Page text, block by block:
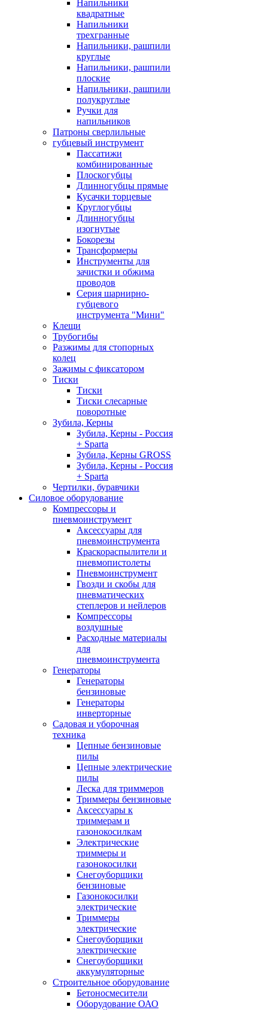
Напильники
квадратные
Напильники
трехгранные
Напильники, рашпили
круглые
Напильники, рашпили
плоские
Напильники, рашпили
полукруглые
Ручки для
напильников
Патроны сверлильные
губцевый инструмент
Пассатижи
комбинированные
Плоскогубцы
Длинногубцы прямые
Кусачки торцевые
Круглогубцы
Длинногубцы
изогнутые
Бокорезы
Трансформеры
Инструменты для
зачистки и обжима
проводов
Серия шарнирно-
губцевого
инструмента "Мини"
Клещи
Трубогибы
Разжимы для стопорных
колец
Зажимы с фиксатором
Тиски
Тиски
Тиски слесарные
поворотные
Зубила, Керны
Зубила, Керны - Россия
+ Sparta
Зубила, Керны GROSS
Зубила, Керны - Россия
+ Sparta
Чертилки, буравчики
Силовое оборудование
Компрессоры и
пневмоинструмент
Аксессуары для
пневмоинструмента
Краскораспылители и
пневмопистолеты
Пневмоинструмент
Гвозди и скобы для
пневматических
степлеров и нейлеров
Компрессоры
воздушные
Расходные материалы
для
пневмоинструмента
Генераторы
Генераторы
бензиновые
Генераторы
инверторные
Садовая и уборочная
техника
Цепные бензиновые
пилы
Цепные электрические
пилы
Леска для триммеров
Триммеры бензиновые
Аксессуары к
триммерам и
газонокосилкам
Электрические
триммеры и
газонокосилки
Снегоуборщики
бензиновые
Газонокосилки
электрические
Триммеры
электрические
Снегоуборщики
электрические
Снегоуборщики
аккумуляторные
Строительное оборудование
Бетоносмесители
Оборудование ОАО